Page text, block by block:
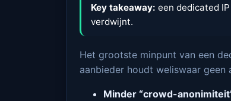
Key takeaway: een dedicated
verdwijnt.
Het grootste minpunt van een
aanbieder houdt weliswaar
Minder “crowd-